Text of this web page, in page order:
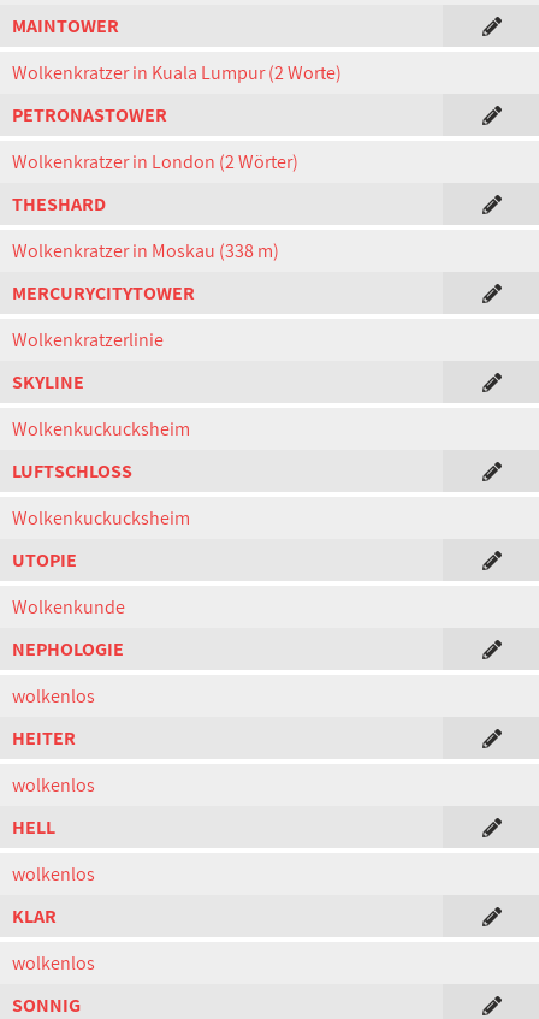
MAINTOWER
Wolkenkratzer in Kuala Lumpur (2 Worte)
PETRONASTOWER
Wolkenkratzer in London (2 Wörter)
THESHARD
Wolkenkratzer in Moskau (338 m)
MERCURYCITYTOWER
Wolkenkratzerlinie
SKYLINE
Wolkenkuckucksheim
LUFTSCHLOSS
Wolkenkuckucksheim
UTOPIE
Wolkenkunde
NEPHOLOGIE
wolkenlos
HEITER
wolkenlos
HELL
wolkenlos
KLAR
wolkenlos
SONNIG